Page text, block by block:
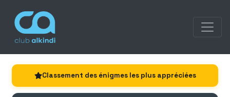
Classement des énigmes les plus appréciées